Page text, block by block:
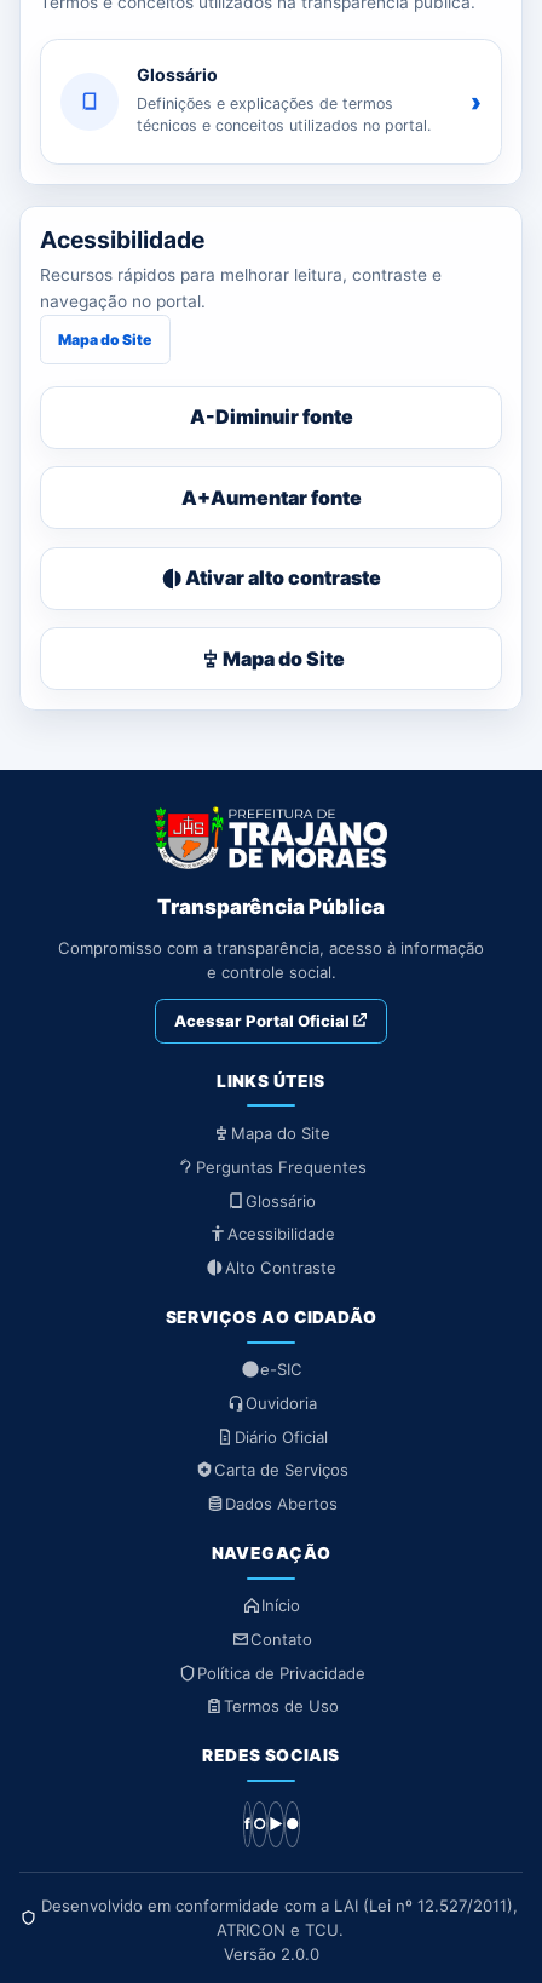
Glossário
Definições e explicações de termos
técnicos e conceitos utilizados no portal.
›
Acessibilidade
Recursos rápidos para melhorar leitura, contraste e
navegação no portal.
Mapa do Site
A-Diminuir fonte
A+Aumentar fonte
Ativar alto contraste
Mapa do Site
Transparência Pública
Compromisso com a transparência, acesso à informação
e controle social.
Acessar Portal Oficial
LINKS ÚTEIS
Mapa do Site
Perguntas Frequentes
Glossário
Acessibilidade
Alto Contraste
SERVIÇOS AO CIDADÃO
e-SIC
Ouvidoria
Diário Oficial
Carta de Serviços
Dados Abertos
NAVEGAÇÃO
Início
Contato
Política de Privacidade
Termos de Uso
REDES SOCIAIS
f ○▶ ●
Desenvolvido em conformidade com a LAI (Lei nº 12.527/2011),
ATRICON e TCU.
Versão 2.0.0